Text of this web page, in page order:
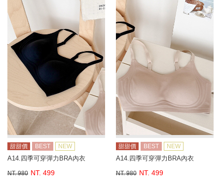
甜甜價 BEST NEW
A14.四季可穿彈力BRA內衣
NT. 980 NT. 499
甜甜價 BEST NEW
A14.四季可穿彈力BRA內衣
NT. 980 NT. 499